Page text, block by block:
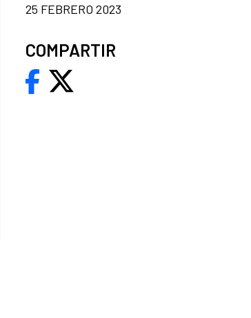
25 FEBRERO 2023
COMPARTIR